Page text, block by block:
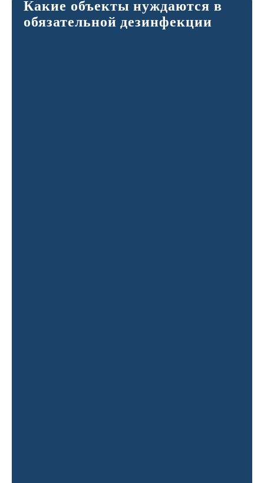
Какие объекты нуждаются в
обязательной дезинфекции